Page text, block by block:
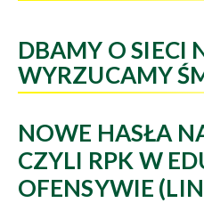
DBAMY O SIECI
WYRZUCAMY
NOWE HASŁA
CZYLI RPK W
OFENSYWIE